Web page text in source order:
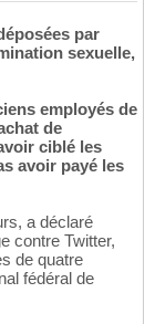
par
sexuelle,
employés de
de
ciblé les
avoir payé les
a déclaré
contre Twitter,
de quatre
fédéral de